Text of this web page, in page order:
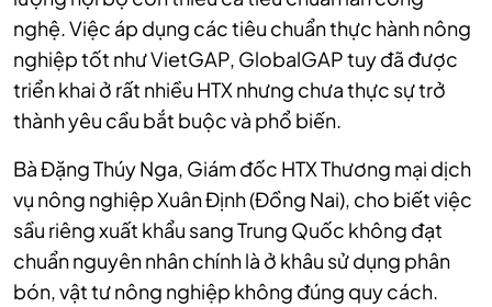
nghệ. Việc áp dụng các tiêu chuẩn thực hành nông
nghiệp tốt như VietGAP, GlobalGAP tuy đã được
triển khai ở rất nhiều HTX nhưng chưa thực sự trở
thành yêu cầu bắt buộc và phổ biến.
Bà Đặng Thúy Nga, Giám đốc HTX Thương mại dịch
vụ nông nghiệp Xuân Định (Đồng Nai), cho biết việc
sầu riêng xuất khẩu sang Trung Quốc không đạt
chuẩn nguyên nhân chính là ở khâu sử dụng phân
bón, vật tư nông nghiệp không đúng quy cách.